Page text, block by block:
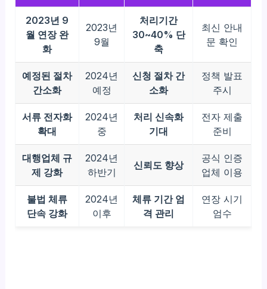
2023년 9
월 연장 완
화
2023년
9월
처리기간
30~40% 단
축
최신 안내
문 확인
예정된 절차
간소화
2024년
예정
신청 절차 간
소화
정책 발표
주시
서류 전자화
확대
2024년
중
처리 신속화
기대
전자 제출
준비
대행업체 규
제 강화
2024년
하반기
신뢰도 향상
공식 인증
업체 이용
불법 체류
단속 강화
2024년
이후
체류 기간 엄
격 관리
연장 시기
엄수